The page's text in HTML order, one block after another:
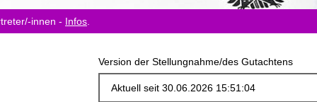
innen - Infos
Version der Stellungnahme/des Gutachtens